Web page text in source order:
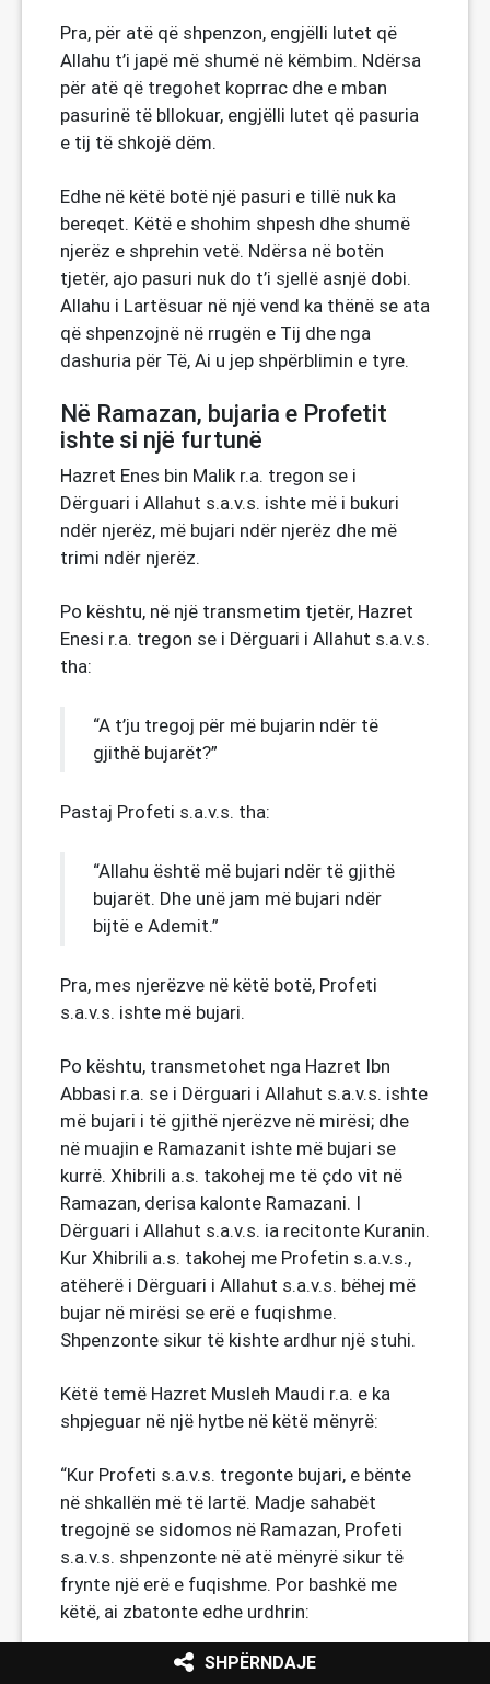
Pra, për atë që shpenzon, engjëlli lutet që
Allahu t’i japë më shumë në këmbim. Ndërsa
për atë që tregohet koprrac dhe e mban
pasurinë të bllokuar, engjëlli lutet që pasuria
e tij të shkojë dëm.
Edhe në këtë botë një pasuri e tillë nuk ka
bereqet. Këtë e shohim shpesh dhe shumë
njerëz e shprehin vetë. Ndërsa në botën
tjetër, ajo pasuri nuk do t’i sjellë asnjë dobi.
Allahu i Lartësuar në një vend ka thënë se ata
që shpenzojnë në rrugën e Tij dhe nga
dashuria për Të, Ai u jep shpërblimin e tyre.
Në Ramazan, bujaria e Profetit
ishte si një furtunë
Hazret Enes bin Malik r.a. tregon se i
Dërguari i Allahut s.a.v.s. ishte më i bukuri
ndër njerëz, më bujari ndër njerëz dhe më
trimi ndër njerëz.
Po kështu, në një transmetim tjetër, Hazret
Enesi r.a. tregon se i Dërguari i Allahut s.a.v.s.
tha:
“A t’ju tregoj për më bujarin ndër të
gjithë bujarët?”
Pastaj Profeti s.a.v.s. tha:
“Allahu është më bujari ndër të gjithë
bujarët. Dhe unë jam më bujari ndër
bijtë e Ademit.”
Pra, mes njerëzve në këtë botë, Profeti
s.a.v.s. ishte më bujari.
Po kështu, transmetohet nga Hazret Ibn
Abbasi r.a. se i Dërguari i Allahut s.a.v.s. ishte
më bujari i të gjithë njerëzve në mirësi; dhe
në muajin e Ramazanit ishte më bujari se
kurrë. Xhibrili a.s. takohej me të çdo vit në
Ramazan, derisa kalonte Ramazani. I
Dërguari i Allahut s.a.v.s. ia recitonte Kuranin.
Kur Xhibrili a.s. takohej me Profetin s.a.v.s.,
atëherë i Dërguari i Allahut s.a.v.s. bëhej më
bujar në mirësi se erë e fuqishme.
Shpenzonte sikur të kishte ardhur një stuhi.
Këtë temë Hazret Musleh Maudi r.a. e ka
shpjeguar në një hytbe në këtë mënyrë:
“Kur Profeti s.a.v.s. tregonte bujari, e bënte
në shkallën më të lartë. Madje sahabët
tregojnë se sidomos në Ramazan, Profeti
s.a.v.s. shpenzonte në atë mënyrë sikur të
frynte një erë e fuqishme. Por bashkë me
këtë, ai zbatonte edhe urdhrin:
SHPËRNDAJE